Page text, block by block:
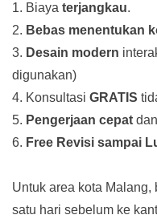
1. Biaya terjangkau.
2. Bebas menentukan
3. Desain modern
digunakan)
4. Konsultasi GRATIS
5. Pengerjaan cepat
6. Free Revisi sampai
Untuk area kota
satu hari sebelum ke